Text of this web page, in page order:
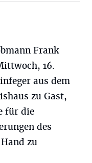
Frank
16.
aus dem
zu Gast,
für die
des
zu